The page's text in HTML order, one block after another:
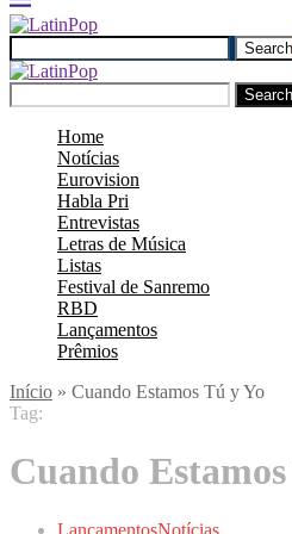
Search
Search
Home
Notícias
Eurovision
Habla Pri
Entrevistas
Letras de Música
Listas
Festival de Sanremo
RBD
Lançamentos
Prêmios
Início » Cuando Estamos Tú y Yo
Tag:
Cuando
LançamentosNotícias